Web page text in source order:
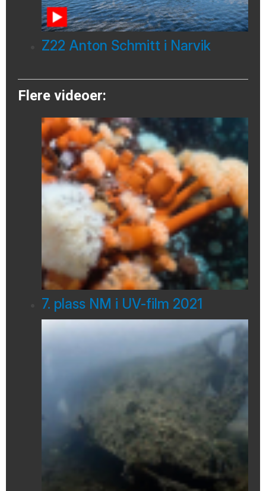
Z22 Anton Schmitt i Narvik
Flere videoer:
7. plass NM i UV-film 2021